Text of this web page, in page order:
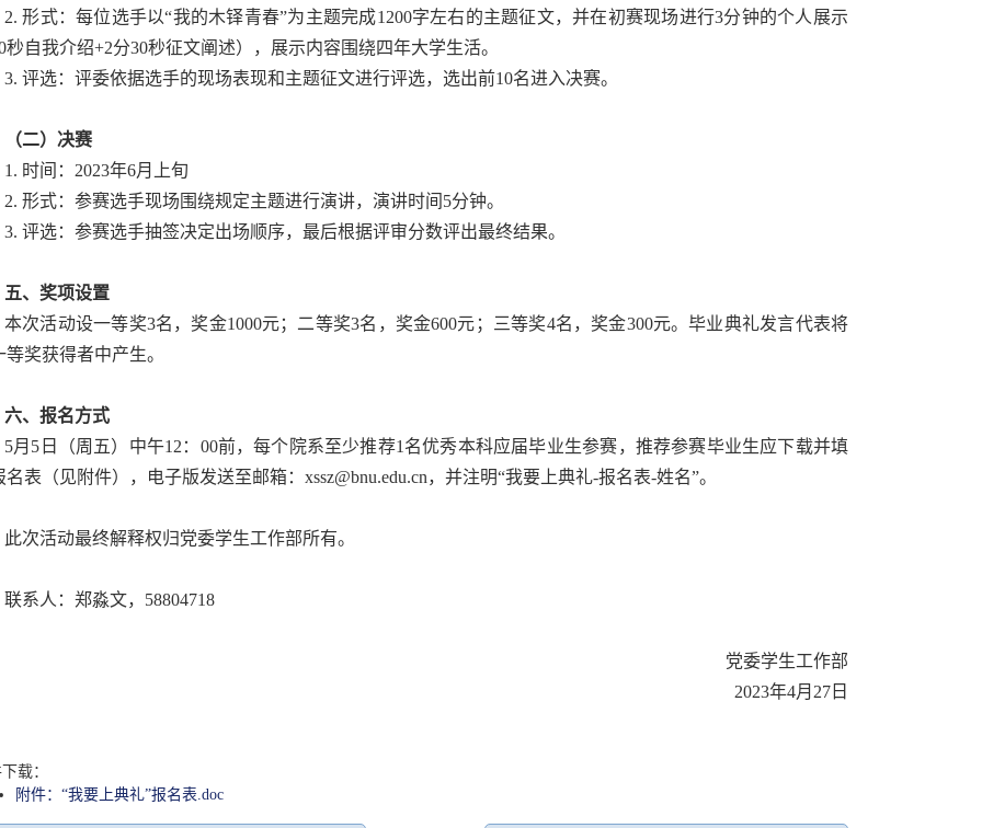
2. 形式：每位选手以“我的木铎青春”为主题完成1200字左右的主题征文，并在初赛现场进行3分钟的个人展示
秒自我介绍+2分30秒征文阐述），展示内容围绕四年大学生活。
3. 评选：评委依据选手的现场表现和主题征文进行评选，选出前10名进入决赛。
（二）决赛
1. 时间：2023年6月上旬
2. 形式：参赛选手现场围绕规定主题进行演讲，演讲时间5分钟。
3. 评选：参赛选手抽签决定出场顺序，最后根据评审分数评出最终结果。
五、奖项设置
本次活动设一等奖3名，奖金1000元；二等奖3名，奖金600元；三等奖4名，奖金300元。毕业典礼发言代表将
等奖获得者中产生。
六、报名方式
5月5日（周五）中午12：00前，每个院系至少推荐1名优秀本科应届毕业生参赛，推荐参赛毕业生应下载并填
名表（见附件），电子版发送至邮箱： xssz@bnu.edu.cn，并注明“我要上典礼-报名表-姓名”。
此次活动最终解释权归党委学生工作部所有。
联系人：郑淼文，58804718
党委学生工作部
2023年4月27日
载：
附件：“我要上典礼”报名表.doc